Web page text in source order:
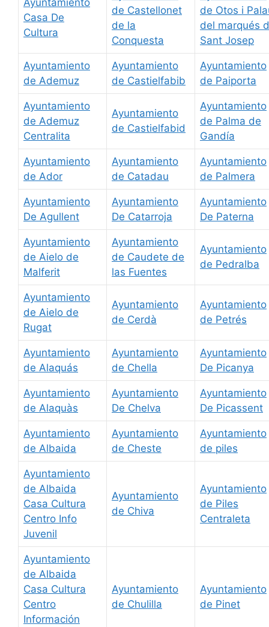
Casa De
Cultura
de Castellonet
de la
Conquesta
de Otos i
del marqués
Sant Josep
Ayuntamiento
de Ademuz
Ayuntamiento
de Castielfabib
Ayuntamiento
de Paiporta
Ayuntamiento
de Ademuz
Centralita
Ayuntamiento
de Castielfabid
Ayuntamiento
de Palma de
Gandía
Ayuntamiento
de Ador
Ayuntamiento
de Catadau
Ayuntamiento
de Palmera
Ayuntamiento
De Agullent
Ayuntamiento
De Catarroja
Ayuntamiento
De Paterna
Ayuntamiento
de Aielo de
Malferit
Ayuntamiento
de Caudete de
las Fuentes
Ayuntamiento
de Pedralba
Ayuntamiento
de Aielo de
Rugat
Ayuntamiento
de Cerdà
Ayuntamiento
de Petrés
Ayuntamiento
de Alaquás
Ayuntamiento
de Chella
Ayuntamiento
De Picanya
Ayuntamiento
de Alaquàs
Ayuntamiento
De Chelva
Ayuntamiento
De Picassent
Ayuntamiento
de Albaida
Ayuntamiento
de Cheste
Ayuntamiento
de piles
Ayuntamiento
de Albaida
Casa Cultura
Centro Info
Juvenil
Ayuntamiento
de Chiva
Ayuntamiento
de Piles
Centraleta
Ayuntamiento
de Albaida
Casa Cultura
Centro
Información
Ayuntamiento
de Chulilla
Ayuntamiento
de Pinet